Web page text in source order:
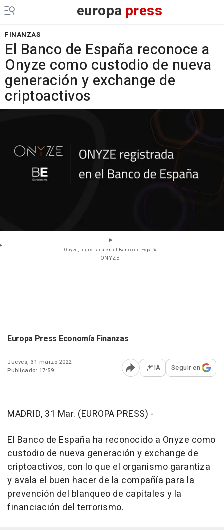
europa press
FINANZAS
El Banco de España reconoce a
Onyze como custodio de nueva
generación y exchange de
criptoactivos
Onyze, registrada en el Banco de España.
- ONYZE
Europa Press Economía Finanzas
Jueves, 31 marzo 2022
Publicado: 17:59
Abrir opciones para
IA Seguir en
MADRID, 31 Mar. (EUROPA PRESS) -
El Banco de España ha reconocido a Onyze como
custodio de nueva generación y exchange de
criptoactivos, con lo que el organismo garantiza
y avala el buen hacer de la compañía para la
prevención del blanqueo de capitales y la
financiación del terrorismo.